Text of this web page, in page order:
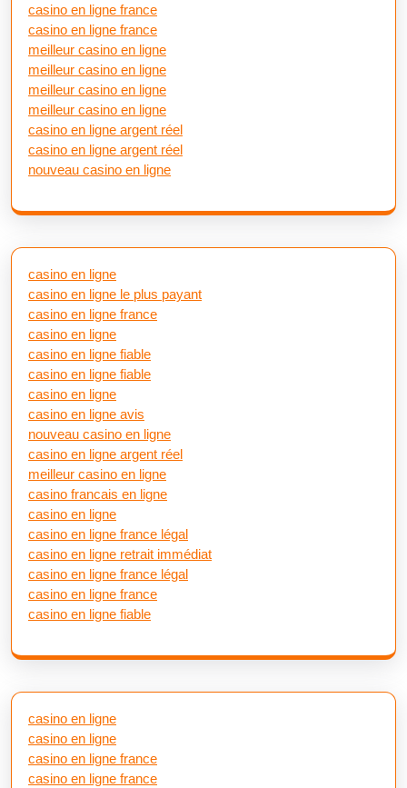
casino en ligne france
casino en ligne france
meilleur casino en ligne
meilleur casino en ligne
meilleur casino en ligne
meilleur casino en ligne
casino en ligne argent réel
casino en ligne argent réel
nouveau casino en ligne
casino en ligne
casino en ligne le plus payant
casino en ligne france
casino en ligne
casino en ligne fiable
casino en ligne fiable
casino en ligne
casino en ligne avis
nouveau casino en ligne
casino en ligne argent réel
meilleur casino en ligne
casino francais en ligne
casino en ligne
casino en ligne france légal
casino en ligne retrait immédiat
casino en ligne france légal
casino en ligne france
casino en ligne fiable
casino en ligne
casino en ligne
casino en ligne france
casino en ligne france